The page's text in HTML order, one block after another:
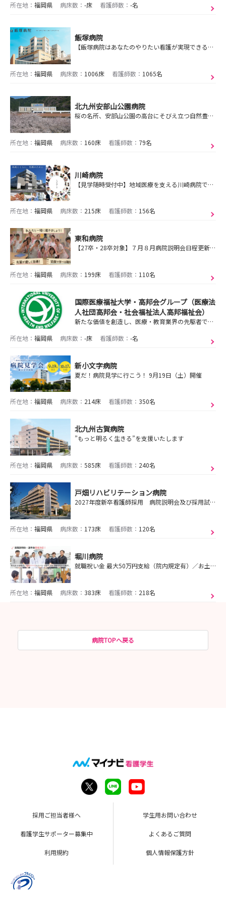
所在地： 福岡県 病床数： -床 看護師数： -名
飯塚病院
【飯塚病院はあなたのやりたい看護が実現できる病院です】 27卒看護師募集中です！！
所在地： 福岡県 病床数： 1006床 看護師数： 1065名
北九州安部山公園病院
桜の名所、安部山公園の高台にそびえ立つ自然豊かな病院
所在地： 福岡県 病床数： 160床 看護師数： 79名
川崎病院
【見学随時受付中】地域医療を支える川崎病院で、安心の教育体制と働きやすさを体感しよう！
所在地： 福岡県 病床数： 215床 看護師数： 156名
東和病院
【27卒・28卒対象】７月８月病院説明会日程更新しました／選考受付中☆★
所在地： 福岡県 病床数： 199床 看護師数： 110名
国際医療福祉大学・高邦会グループ（医療法
人社団高邦会・社会福祉法人高邦福祉会）
新たな価値を創造し、医療・教育業界の先駆者であり続ける
所在地： 福岡県 病床数： -床 看護師数： -名
新小文字病院
夏だ！病院見学に行こう！ 9月19日（土）開催
所在地： 福岡県 病床数： 214床 看護師数： 350名
北九州古賀病院
”もっと明るく生きる”を支援いたします
所在地： 福岡県 病床数： 585床 看護師数： 240名
戸畑リハビリテーション病院
2027年度新卒看護師採用 病院説明会及び採用試験の開催日程決定⭐北九州のアットホームな病院で一緒に働いてみませんか？
所在地： 福岡県 病床数： 173床 看護師数： 120名
堀川病院
就職祝い金 最大50万円支給（院内規定有）／お土産付き病院説明会 開催／就職選考会 随時開催（日時相談可）／残業ほぼゼロの病院で、あなたらしく働いてみませんか？
所在地： 福岡県 病床数： 383床 看護師数： 218名
病院TOPへ戻る
採用ご担当者様へ 学生用お問い合わせ
看護学生サポーター募集中 よくあるご質問
利用規約 個人情報保護方針